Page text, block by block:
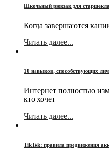
Школьный рюкзак для
Когда завершаются
Читать далее...
10 навыков, способствующих
Интернет полностью
кто хочет
Читать далее...
TikTok: правила продвижения